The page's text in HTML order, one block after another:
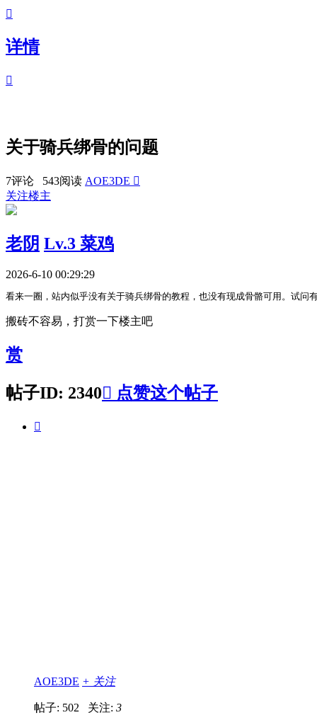

详情

关于骑兵绑骨的问题
7评论 543阅读 AOE3DE 
关注楼主
老阴 Lv.3 菜鸡
2026-6-10 00:29:29
看来一圈，站内似乎没有关于骑兵绑骨的教程，也没有现成骨骼可用。试问
搬砖不容易，打赏一下楼主吧
赏
帖子ID: 2340 点赞这个帖子

AOE3DE + 关注
帖子: 502 关注: 3